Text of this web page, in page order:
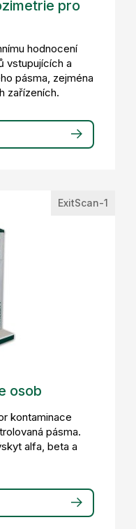
pro
hodnocení
vstupujících a
pásma, zejména
zařízeních.
ExitScan-1
osob
kontaminace
pásma.
alfa, beta a